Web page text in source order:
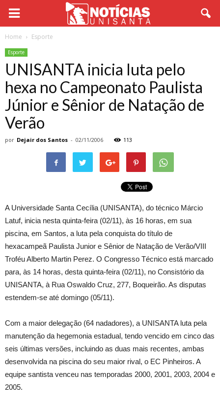
Home Esporte
Esporte
UNISANTA inicia luta pelo
hexa no Campeonato Paulista
Júnior e Sênior de Natação de
Verão
por Dejair dos Santos - 02/11/2006 113
A Universidade Santa Cecília (UNISANTA), do técnico Márcio
Latuf, inicia nesta quinta-feira (02/11), às 16 horas, em sua
piscina, em Santos, a luta pela conquista do título de
hexacampeã Paulista Junior e Sênior de Natação de Verão/VIII
Troféu Alberto Martin Perez. O Congresso Técnico está marcado
para, às 14 horas, desta quinta-feira (02/11), no Consistório da
UNISANTA, à Rua Oswaldo Cruz, 277, Boqueirão. As disputas
estendem-se até domingo (05/11).
Com a maior delegação (64 nadadores), a UNISANTA luta pela
manutenção da hegemonia estadual, tendo vencido em cinco das
seis últimas versões, incluindo as duas mais recentes, ambas
desenvolvida na piscina do seu maior rival, o EC Pinheiros. A
equipe santista venceu nas temporadas 2000, 2001, 2003, 2004 e
2005.